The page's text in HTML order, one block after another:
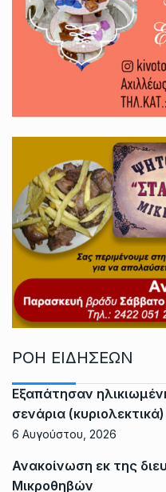
ΡΟΗ ΕΙΔΗΣΕΩΝ
Εξαπάτησαν
σενάρια
6 Αυγούστου, 2026
Ανακοίνωση εκ της
Μικροθηβών